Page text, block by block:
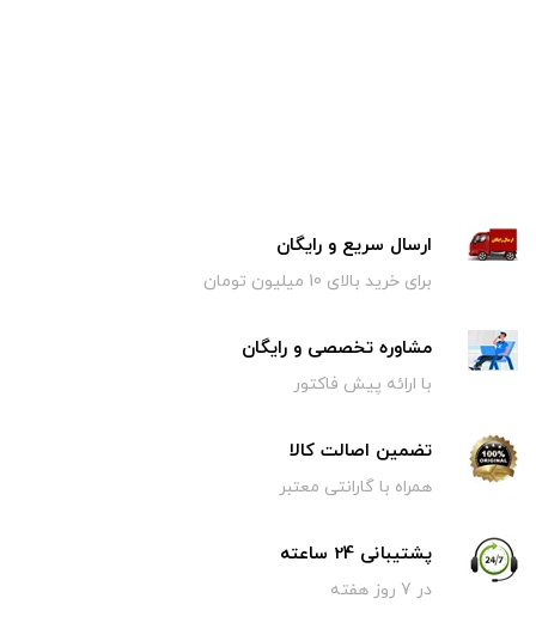
ارسال سریع و رایگان
برای خرید بالای 10 میلیون تومان
مشاوره تخصصی و رایگان
با ارائه پیش فاکتور
تضمین اصالت کالا
همراه با گارانتی معتبر
پشتیبانی 24 ساعته
در 7 روز هفته